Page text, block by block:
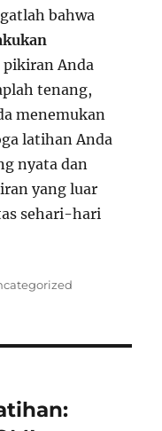
bahwa
pikiran Anda
tenang,
menemukan
latihan Anda
nyata dan
yang luar
sehari-hari